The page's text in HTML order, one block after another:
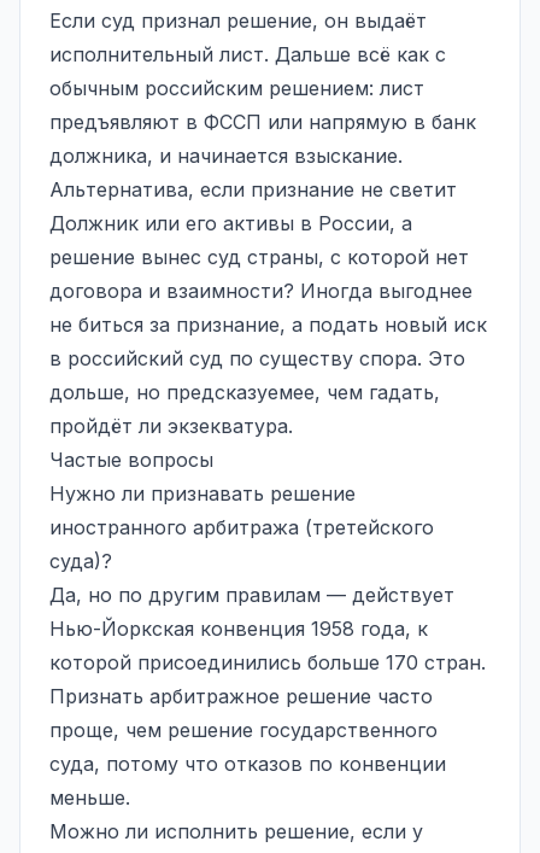
Если суд признал решение, он выдаёт
исполнительный лист. Дальше всё как с
обычным российским решением: лист
предъявляют в ФССП или напрямую в банк
должника, и начинается взыскание.
Альтернатива, если признание не светит
Должник или его активы в России, а
решение вынес суд страны, с которой нет
договора и взаимности? Иногда выгоднее
не биться за признание, а подать новый иск
в российский суд по существу спора. Это
дольше, но предсказуемее, чем гадать,
пройдёт ли экзекватура.
Частые вопросы
Нужно ли признавать решение
иностранного арбитража (третейского
суда)?
Да, но по другим правилам — действует
Нью-Йоркская конвенция 1958 года, к
которой присоединились больше 170 стран.
Признать арбитражное решение часто
проще, чем решение государственного
суда, потому что отказов по конвенции
меньше.
Можно ли исполнить решение, если у